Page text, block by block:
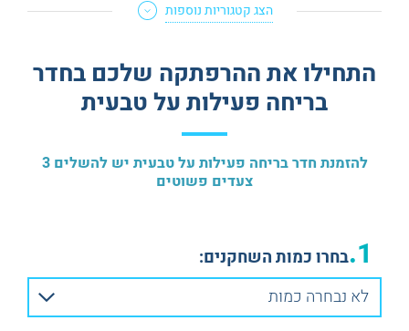
הצג קטגוריות נוספות
התחילו את ההרפתקה שלכם בחדר
בריחה פעילות על טבעית
להזמנת חדר בריחה פעילות על טבעית יש להשלים 3
צעדים פשוטים
1. בחרו כמות השחקנים:
לא נבחרה כמות